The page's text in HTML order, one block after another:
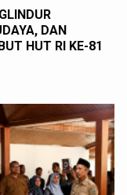
DAN
HUT RI KE-81